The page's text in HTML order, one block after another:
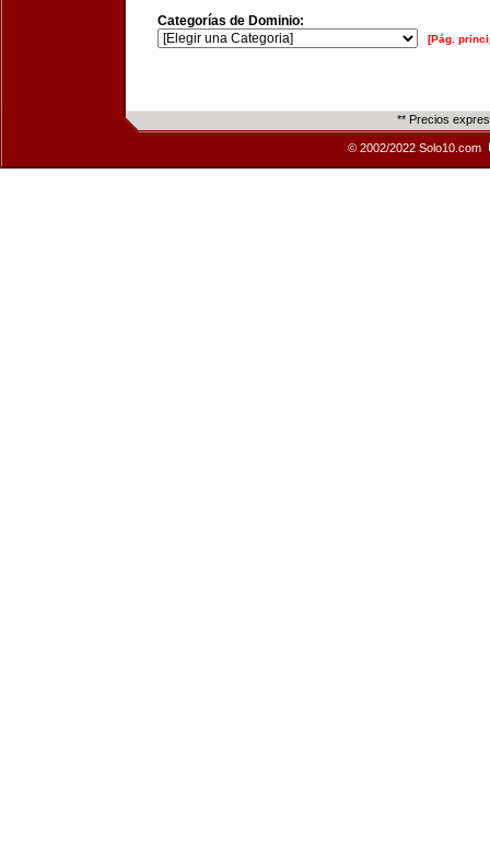
Categorías de Dominio:
[Pág.
** Precios
© 2002/2022 Solo10.com